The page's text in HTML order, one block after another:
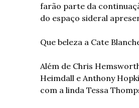
farão parte da
do espaço sideral
Que beleza a Cate
Além de Chris
Heimdall e Anthony
com a linda Tessa